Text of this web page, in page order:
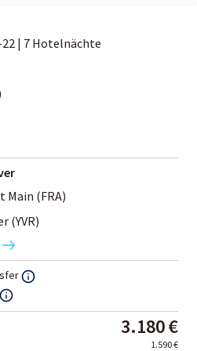
| 7 Hotelnächte
Main (FRA)
(YVR)
3.180 €
1.590 €